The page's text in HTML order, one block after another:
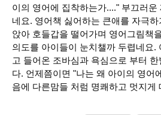
이의 영어에 집착하는가...." 부끄러
네요. 영어책 싫어하는 큰애를 자극
앉아 호들갑을 떨어가며 영어그림책
의도를 아이들이 눈치챌까 두렵네요.
고 들어온 조바심과 욕심으로 부터
다. 언제쯤이면 "나는 왜 아이의 영어
음에 다른맘들 처럼 명쾌하고 멋지게